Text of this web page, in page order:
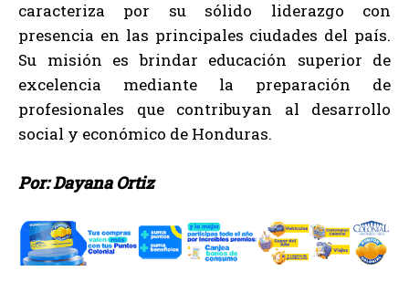
caracteriza por su sólido liderazgo con
presencia en las principales ciudades del país.
Su misión es brindar educación superior de
excelencia mediante la preparación de
profesionales que contribuyan al desarrollo
social y económico de Honduras.
Por: Dayana Ortiz